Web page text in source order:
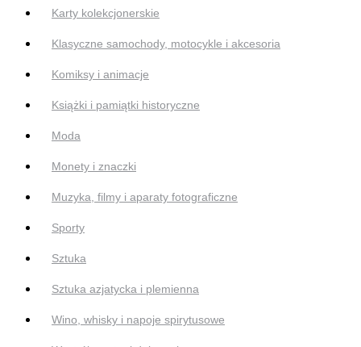
Karty kolekcjonerskie
Klasyczne samochody, motocykle i akcesoria
Komiksy i animacje
Książki i pamiątki historyczne
Moda
Monety i znaczki
Muzyka, filmy i aparaty fotograficzne
Sporty
Sztuka
Sztuka azjatycka i plemienna
Wino, whisky i napoje spirytusowe